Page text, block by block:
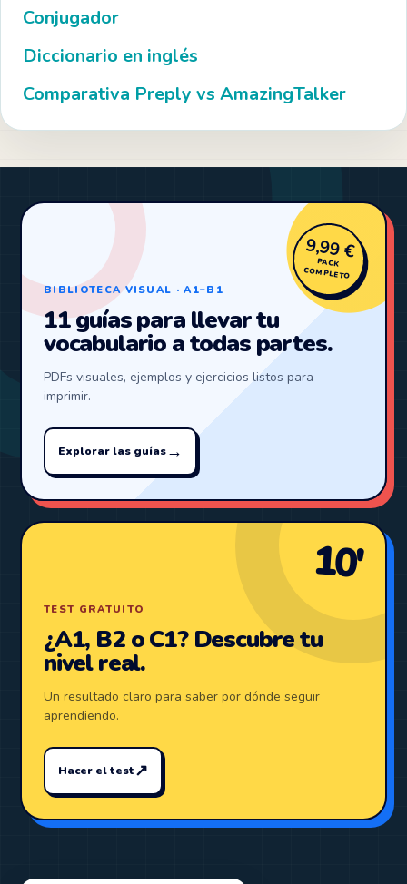
Conjugador
Diccionario en inglés
Comparativa Preply vs AmazingTalker
BIBLIOTECA VISUAL · A1–B1
11 guías para llevar tu
vocabulario a todas partes.
PDFs visuales, ejemplos y ejercicios listos para
imprimir.
Explorar las guías→
9,99 €
PACK
COMPLETO
10′
TEST GRATUITO
¿A1, B2 o C1? Descubre tu
nivel real.
Un resultado claro para saber por dónde seguir
aprendiendo.
Hacer el test↗